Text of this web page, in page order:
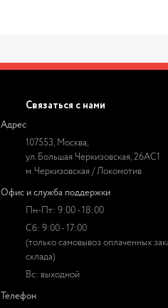
Связаться с нами
Адрес
107553, Москва,
ул. Большая Черкизовская, 26АС1
м. Черкизовская / Локомотив
Офис и служба поддержки
Пн-Пт: 9:00 - 18:00
Сб: 9:00 - 17:00
(только самовывоз оплаченных
склада)
Вс: выходной
Телефон